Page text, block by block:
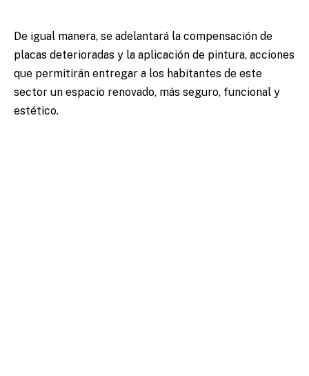
De igual manera, se adelantará la compensación de
placas deterioradas y la aplicación de pintura, acciones
que permitirán entregar a los habitantes de este
sector un espacio renovado, más seguro, funcional y
estético.